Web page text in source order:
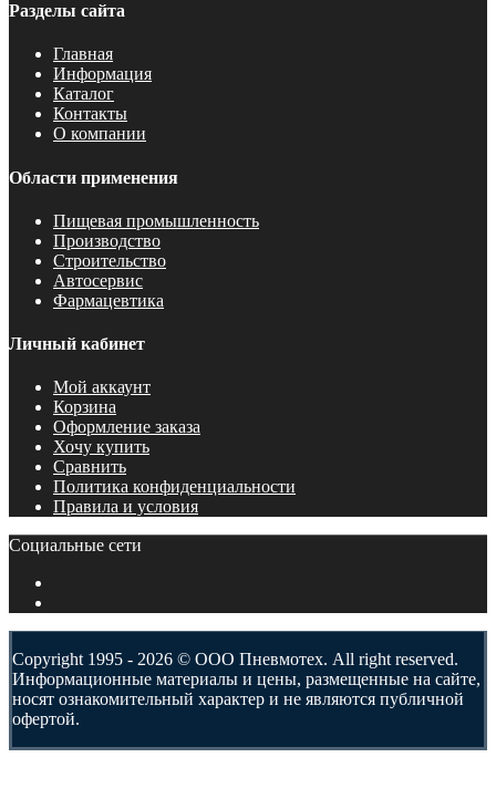
Разделы сайта
Главная
Информация
Каталог
Контакты
О компании
Области применения
Пищевая промышленность
Производство
Строительство
Автосервис
Фармацевтика
Личный кабинет
Мой аккаунт
Корзина
Оформление заказа
Хочу купить
Сравнить
Политика конфиденциальности
Правила и условия
Социальные сети
Copyright 1995 - 2026 © ООО Пневмотех. All right reserved.
Информационные материалы и цены, размещенные на сайте,
носят ознакомительный характер и не являются публичной
офертой.